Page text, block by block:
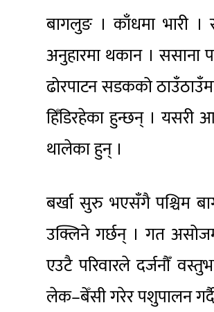
बागलुङ । काँधमा भारी ।
अनुहारमा थकान । ससाना
ढोरपाटन सडकको
हिँडिरहेका हुन्छन् । यसरी
थालेका हुन् ।
बर्खा सुरु भएसँगै पश्चिम
उक्लिने गर्छन् । गत
एउटै परिवारले दर्जनौँ
लेक–बेँसी गरेर पशुपालन